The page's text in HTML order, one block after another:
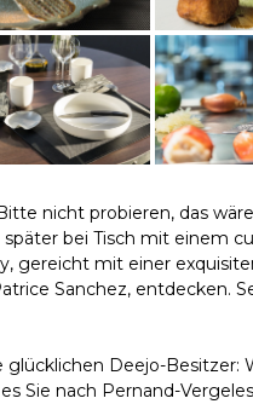
nicht probieren, das
später bei Tisch mit einem
gereicht mit einer
Sanchez, entdecken.
glücklichen Deejo-Besitzer:
Sie nach Pernand-